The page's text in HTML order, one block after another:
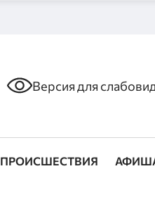
Версия для
ПРОИСШЕСТВИЯ